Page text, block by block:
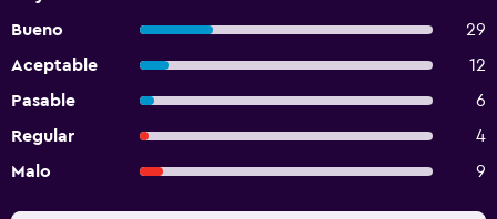
Bueno
29
Aceptable
12
Pasable
6
Regular
4
Malo
9